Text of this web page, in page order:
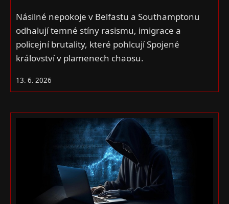
Násilné nepokoje v Belfastu a Southamptonu
odhalují temné stíny rasismu, imigrace a
policejní brutality, které pohlcují Spojené
království v plamenech chaosu.
13. 6. 2026